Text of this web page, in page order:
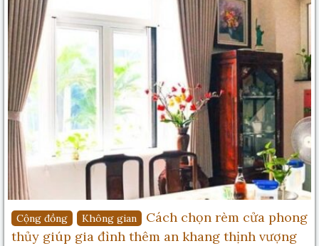
Cộng đồng Không gian
Cách chọn rèm cửa phong
thủy giúp gia đình thêm an khang thịnh vượng